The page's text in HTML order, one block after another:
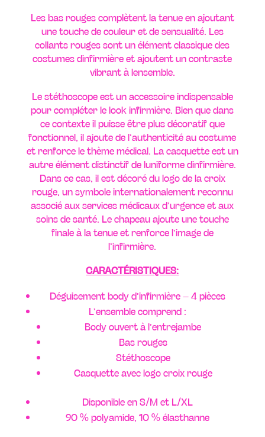
Les bas rouges complètent la tenue en ajoutant
une touche de couleur et de sensualité. Les
collants rouges sont un élément classique des
costumes dinfirmière et ajoutent un contraste
vibrant à lensemble.
Le stéthoscope est un accessoire indispensable
pour compléter le look infirmière. Bien que dans
ce contexte il puisse être plus décoratif que
fonctionnel, il ajoute de l’authenticité au costume
et renforce le thème médical. La casquette est un
autre élément distinctif de luniforme dinfirmière.
Dans ce cas, il est décoré du logo de la croix
rouge, un symbole internationalement reconnu
associé aux services médicaux d’urgence et aux
soins de santé. Le chapeau ajoute une touche
finale à la tenue et renforce l’image de
l’infirmière.
CARACTÉRISTIQUES:
Déguisement body d’infirmière – 4 pièces
L’ensemble comprend :
Body ouvert à l’entrejambe
Bas rouges
Stéthoscope
Casquette avec logo croix rouge
Disponible en S/M et L/XL
90 % polyamide, 10 % élasthanne